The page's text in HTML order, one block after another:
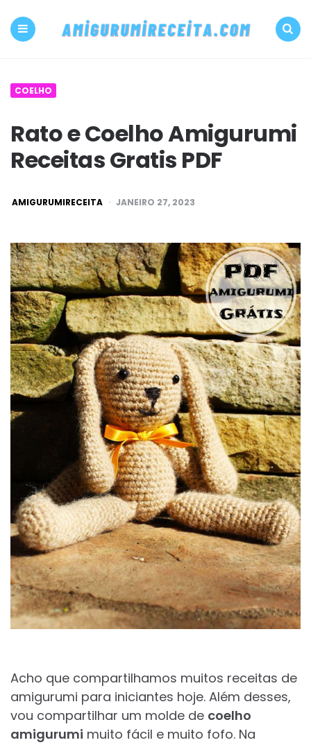
500+
Amigurumi
receita
grátis
COELHO
Rato e Coelho Amigurumi
Receitas Gratis PDF
POSTED
BY
AMIGURUMIRECEITA JANEIRO 27, 2023
Acho que compartilhamos muitos receitas de
amigurumi para iniciantes hoje. Além desses,
vou compartilhar um molde de coelho
amigurumi muito fácil e muito fofo. Na